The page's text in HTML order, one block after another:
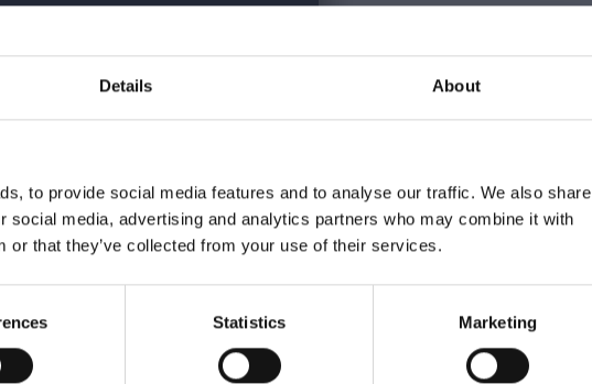
Details About
to provide social media features and to analyse our traffic. We also share
social media, advertising and analytics partners who may combine it with
or that they’ve collected from your use of their services.
Statistics Marketing
e telo mare a disposizione
estetici
analcoliche